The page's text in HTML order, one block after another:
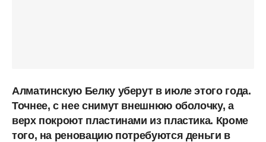
Алматинскую Белку уберут в июле этого года.
Точнее, с нее снимут внешнюю оболочку, а
верх покроют пластинами из пластика. Кроме
того, на реновацию потребуются деньги в